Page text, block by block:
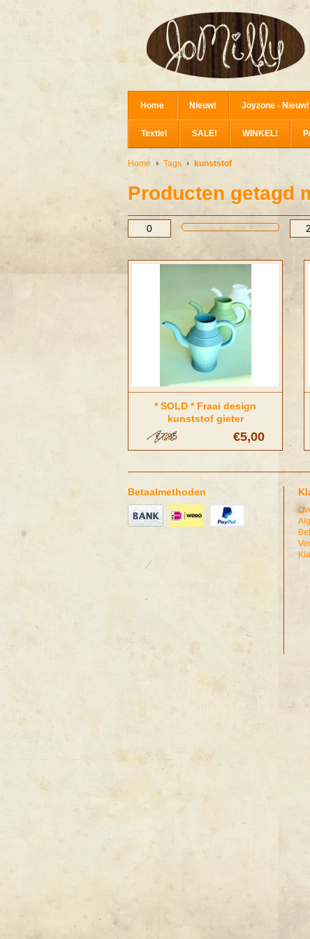
Home Nieuw! Joyzone - Nieuw!
Textiel SALE! WINKEL!
Home Tags kunststof
Producten getagd
* SOLD * Fraai design
kunststof gieter
€5,00
€7,95
Betaalmethoden